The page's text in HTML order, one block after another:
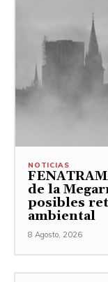
NOTICIAS
de la
posibles
ambiental
8 Agosto, 2026